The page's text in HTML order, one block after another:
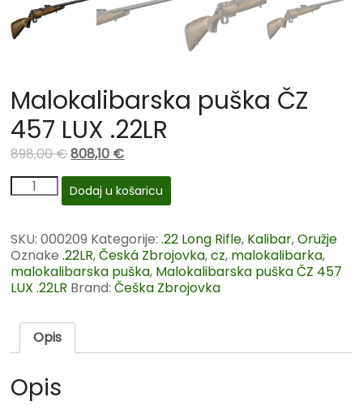
Malokalibarska puška ČZ
457 LUX .22LR
898,00€808,10 €
Dodaj u košaricu
SKU:000209 Kategorije:.22 Long Rifle, Kalibar,Oružje
Oznake.22LR,Česká Zbrojovka,cz, malokalibarka,
malokalibarska puška, Malokalibarska puška ČZ 457
LUX .22LR Brand:Češka Zbrojovka
Opis
Opis